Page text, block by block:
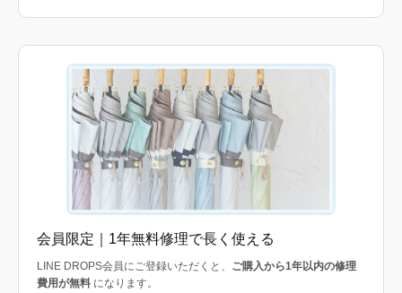
会員限定｜1年無料修理で長く使える
LINE DROPS会員にご登録いただくと、 ご購入から1年以内の修理
費用が無料 になります。